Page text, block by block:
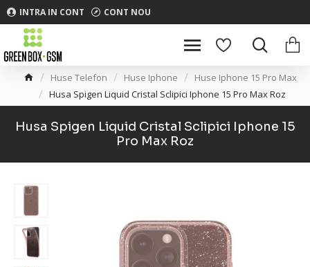
INTRA IN CONT CONT NOU
Huse Telefon Huse Iphone
Huse Iphone 15 Pro Max
Husa Spigen Liquid Cristal Sclipici Iphone 15 Pro Max Roz
Husa Spigen Liquid Cristal Sclipici Iphone 15
Pro Max Roz